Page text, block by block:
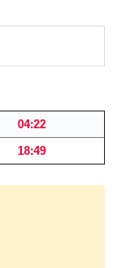
04:22
18:49